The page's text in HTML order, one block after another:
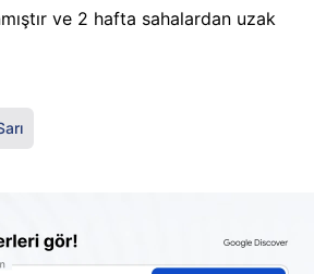
ve 2 hafta sahalardan uzak